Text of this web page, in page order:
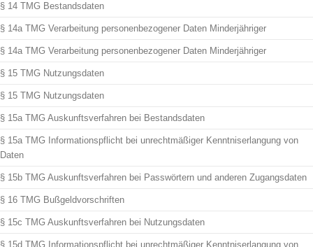
§ 14 TMG Bestandsdaten
§ 14a TMG Verarbeitung personenbezogener Daten Minderjähriger
§ 14a TMG Verarbeitung personenbezogener Daten Minderjähriger
§ 15 TMG Nutzungsdaten
§ 15 TMG Nutzungsdaten
§ 15a TMG Auskunftsverfahren bei Bestandsdaten
§ 15a TMG Informationspflicht bei unrechtmäßiger Kenntniserlangung von
Daten
§ 15b TMG Auskunftsverfahren bei Passwörtern und anderen Zugangsdaten
§ 16 TMG Bußgeldvorschriften
§ 15c TMG Auskunftsverfahren bei Nutzungsdaten
§ 15d TMG Informationspflicht bei unrechtmäßiger Kenntniserlangung von